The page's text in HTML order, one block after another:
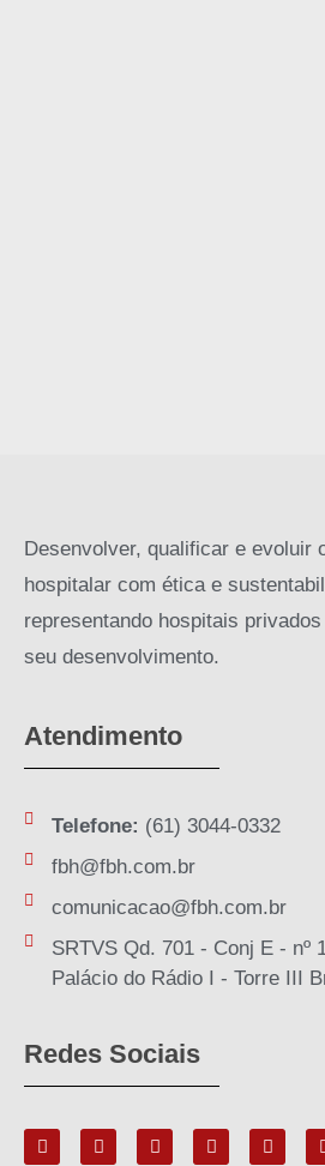
Desenvolver, qualificar e evoluir
hospitalar com ética e
representando hospitais
seu desenvolvimento.
Atendimento
Telefone: (61) 3044-0332
fbh@fbh.com.br
comunicacao@fbh.com.br
SRTVS Qd. 701 - Conj E - nº
Palácio do Rádio I - Torre III
Redes Sociais